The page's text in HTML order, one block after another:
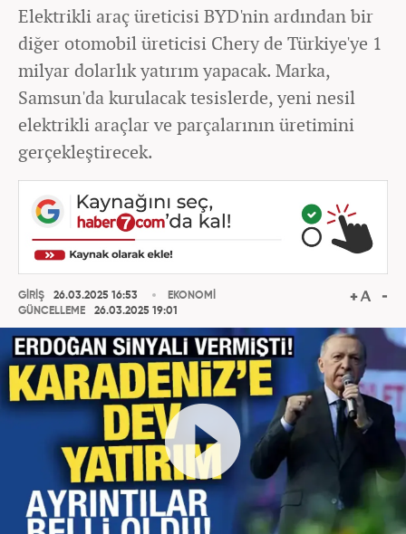
Elektrikli araç üreticisi BYD'nin ardından bir
diğer otomobil üreticisi Chery de Türkiye'ye 1
milyar dolarlık yatırım yapacak. Marka,
Samsun'da kurulacak tesislerde, yeni nesil
elektrikli araçlar ve parçalarının üretimini
gerçekleştirecek.
GİRİŞ
26.03.2025 16:53
GÜNCELLEME
26.03.2025 19:01
EKONOMİ